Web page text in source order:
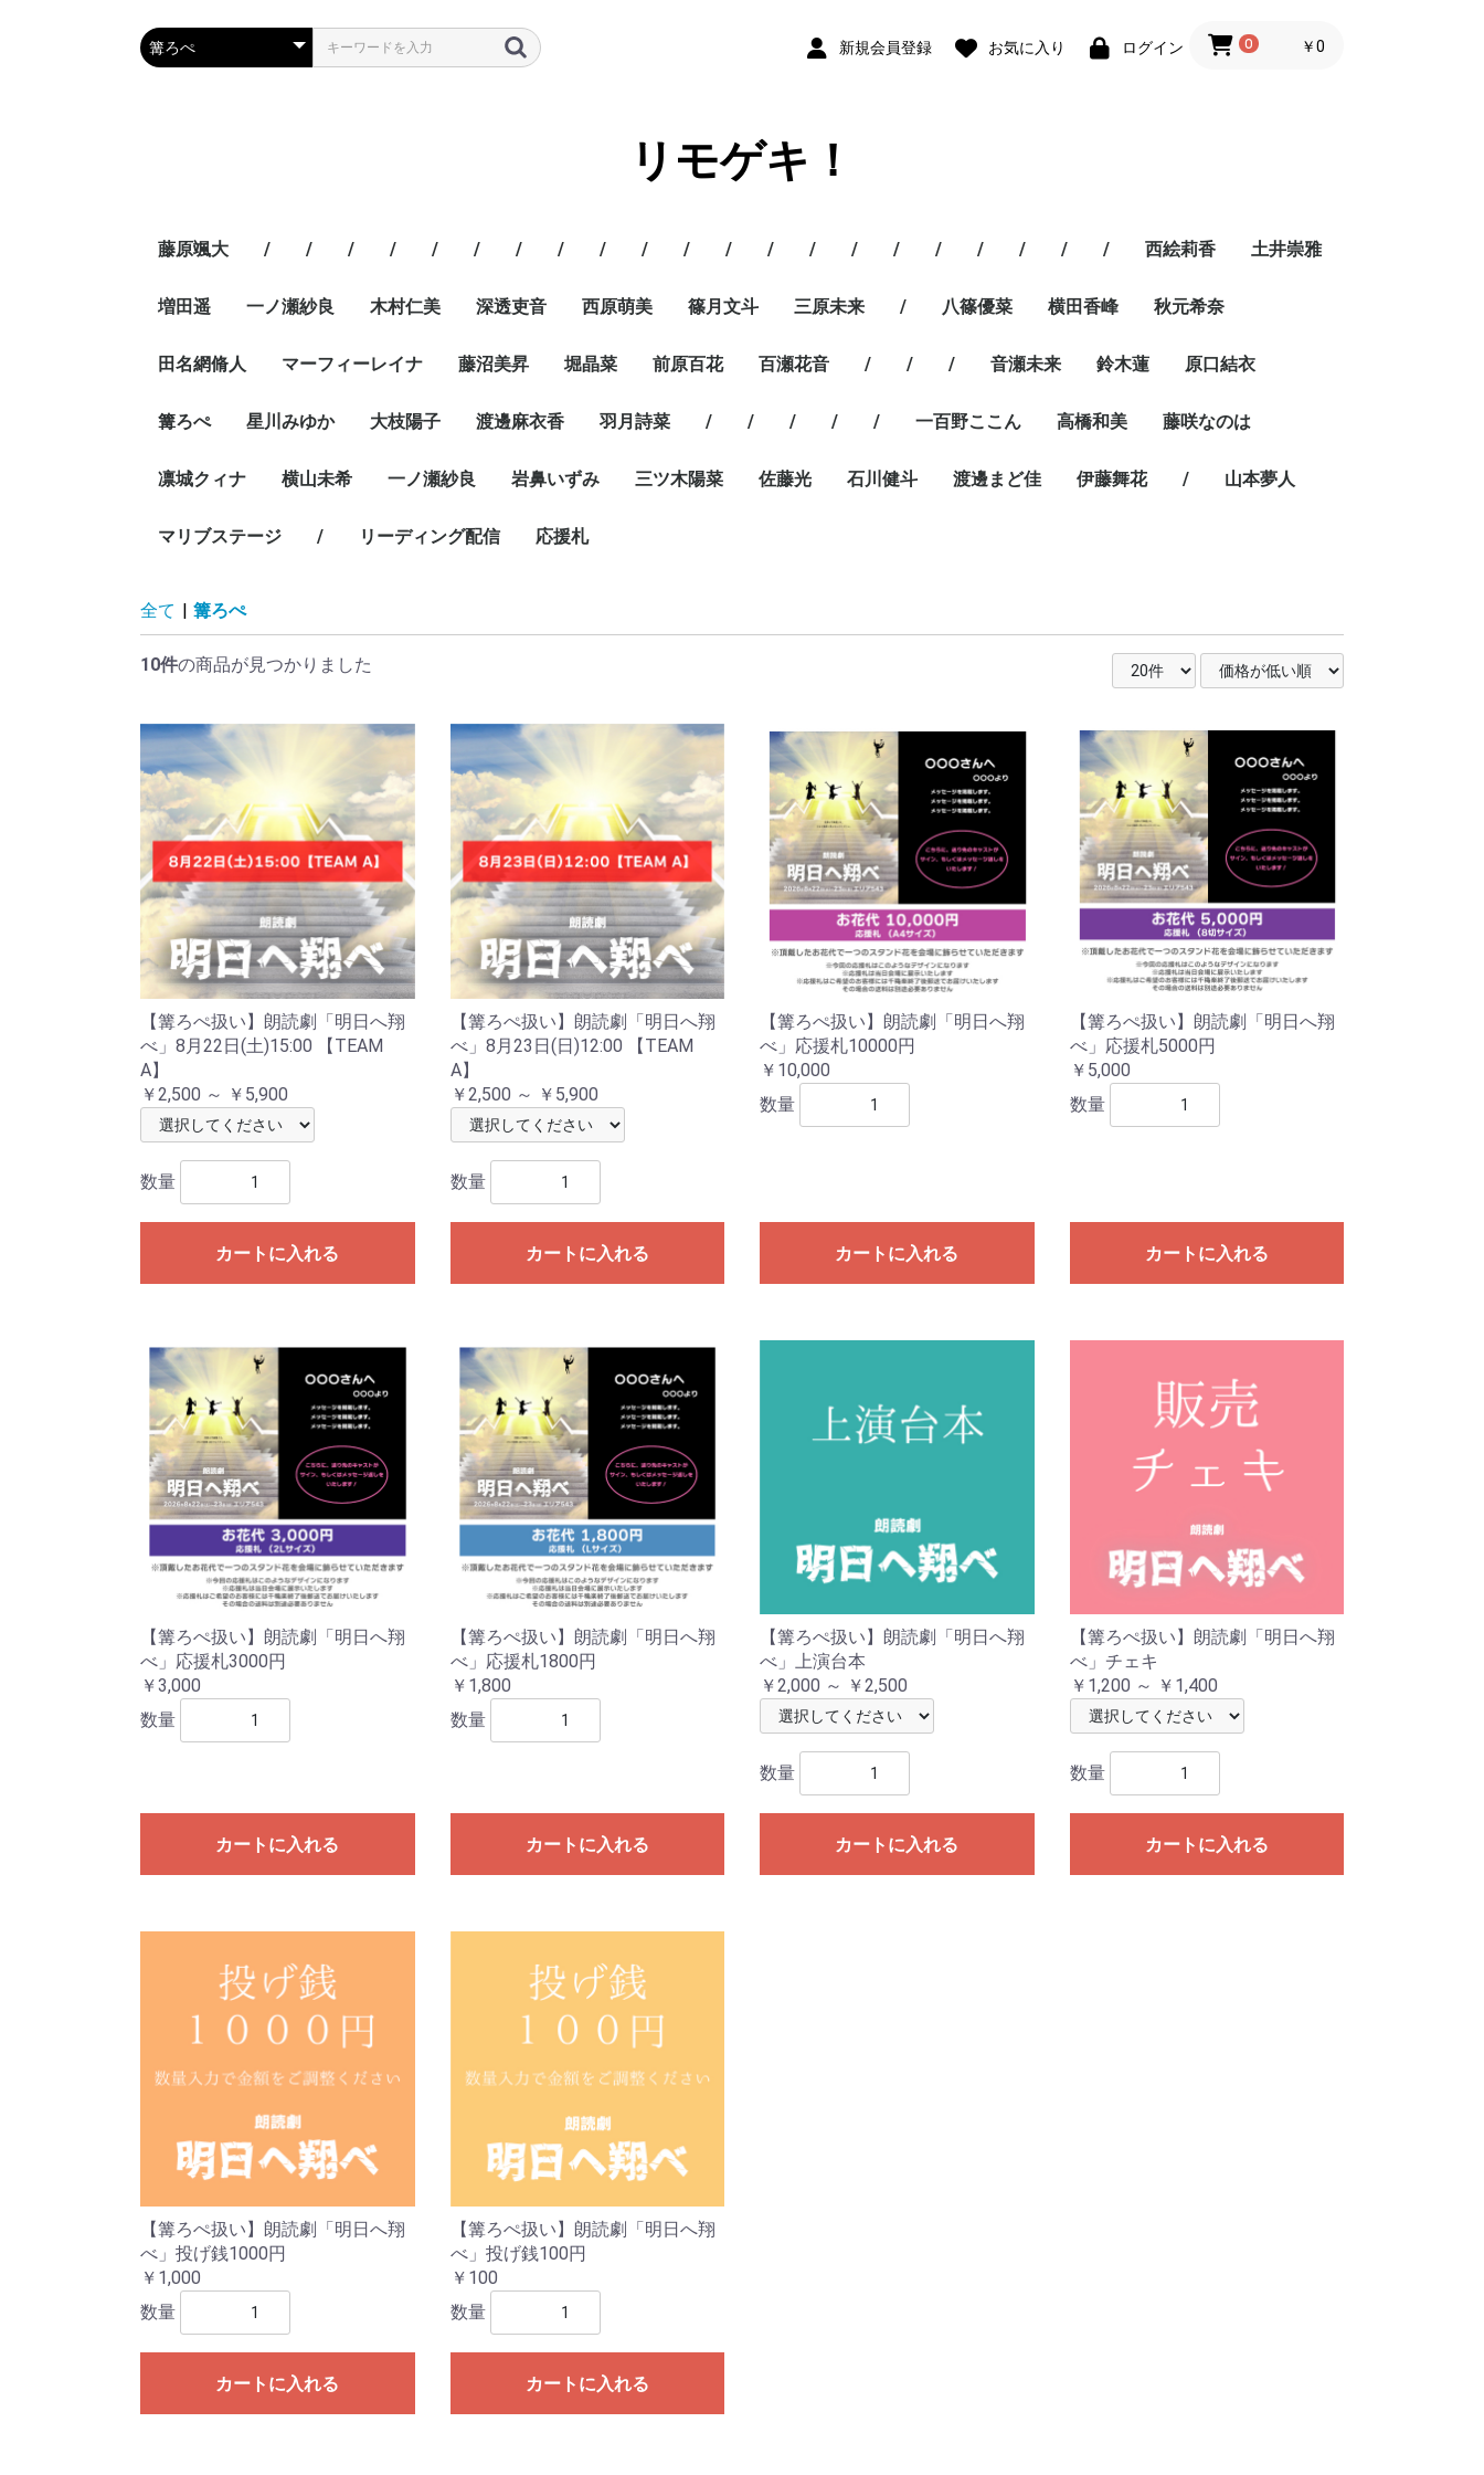
新規会員登録 お気に入り ログイン 0 ￥0
リモゲキ！
藤原颯大 / / / / / / / / / / / / / / / / / / / / / 西絵莉香 土井崇雅
増田遥 一ノ瀬紗良 木村仁美 深透吏音 西原萌美 篠月文斗 三原未来 / 八篠優菜 横田香峰 秋元希奈
田名網脩人 マーフィーレイナ 藤沼美昇 堀晶菜 前原百花 百瀬花音 / / / 音瀬未来 鈴木蓮 原口結衣
篝ろぺ 星川みゆか 大枝陽子 渡邊麻衣香 羽月詩菜 / / / / / 一百野ここん 高橋和美 藤咲なのは
凛城クィナ 横山未希 一ノ瀬紗良 岩鼻いずみ 三ツ木陽菜 佐藤光 石川健斗 渡邊まど佳 伊藤舞花 / 山本夢人
マリブステージ / リーディング配信 応援札
全て | 篝ろぺ
10件の商品が見つかりました
【篝ろぺ扱い】朗読劇「明日へ翔
べ」8月22日(土)15:00 【TEAM
A】
￥2,500 ～ ￥5,900
数量
カートに入れる
【篝ろぺ扱い】朗読劇「明日へ翔
べ」8月23日(日)12:00 【TEAM
A】
￥2,500 ～ ￥5,900
数量
カートに入れる
【篝ろぺ扱い】朗読劇「明日へ翔
べ」応援札10000円
￥10,000
数量
カートに入れる
【篝ろぺ扱い】朗読劇「明日へ翔
べ」応援札5000円
￥5,000
数量
カートに入れる
【篝ろぺ扱い】朗読劇「明日へ翔
べ」応援札3000円
￥3,000
数量
カートに入れる
【篝ろぺ扱い】朗読劇「明日へ翔
べ」応援札1800円
￥1,800
数量
カートに入れる
【篝ろぺ扱い】朗読劇「明日へ翔
べ」上演台本
￥2,000 ～ ￥2,500
数量
カートに入れる
【篝ろぺ扱い】朗読劇「明日へ翔
べ」チェキ
￥1,200 ～ ￥1,400
数量
カートに入れる
【篝ろぺ扱い】朗読劇「明日へ翔
べ」投げ銭1000円
￥1,000
数量
カートに入れる
【篝ろぺ扱い】朗読劇「明日へ翔
べ」投げ銭100円
￥100
数量
カートに入れる